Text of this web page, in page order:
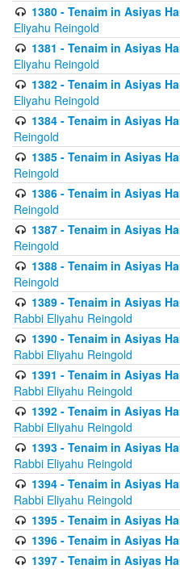
1380 - Tenaim in Asiyas
Eliyahu Reingold
1381 - Tenaim in Asiyas
Eliyahu Reingold
1382 - Tenaim in Asiyas
Eliyahu Reingold
1384 - Tenaim in Asiyas
Reingold
1385 - Tenaim in Asiyas
Reingold
1386 - Tenaim in Asiyas
Reingold
1387 - Tenaim in Asiyas
Reingold
1388 - Tenaim in Asiyas
Reingold
1389 - Tenaim in Asiyas
Rabbi Eliyahu Reingold
1390 - Tenaim in Asiyas
Rabbi Eliyahu Reingold
1391 - Tenaim in Asiyas
Rabbi Eliyahu Reingold
1392 - Tenaim in Asiyas
Rabbi Eliyahu Reingold
1393 - Tenaim in Asiyas
Rabbi Eliyahu Reingold
1394 - Tenaim in Asiyas
Rabbi Eliyahu Reingold
1395 - Tenaim in Asiyas
1396 - Tenaim in Asiyas
1397 - Tenaim in Asiyas